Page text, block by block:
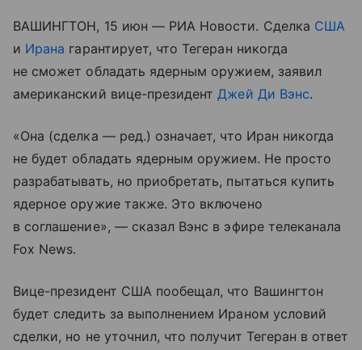
ВАШИНГТОН, 15 июн — РИА Новости. Сделка США
и Ирана гарантирует, что Тегеран никогда
не сможет обладать ядерным оружием, заявил
американский вице-президентДжей Ди Вэнс.
«Она (сделка — ред.) означает, что Иран никогда
не будет обладать ядерным оружием. Не просто
разрабатывать, но приобретать, пытаться купить
ядерное оружие также. Это включено
в соглашение», — сказал Вэнс в эфире телеканала
Fox News.
Вице-президент США пообещал, что Вашингтон
будет следить за выполнением Ираном условий
сделки, но не уточнил, что получит Тегеран в ответ